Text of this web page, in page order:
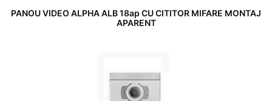
PANOU VIDEO ALPHA ALB 18ap CU CITITOR MIFARE MONTAJ
APARENT